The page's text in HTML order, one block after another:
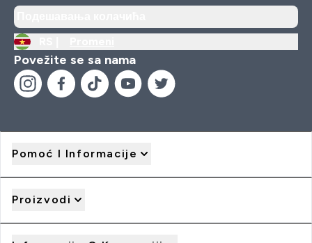
Povežite se sa nama
Pomoć I Informacije
Proizvodi